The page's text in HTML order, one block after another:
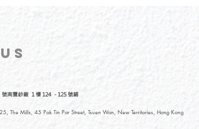
US
南豐紗廠 1 樓 124 - 125 號鋪
The Mills, 45 Pak Tin Par Street, Tsuen Wan, New Territories, Hong Kong